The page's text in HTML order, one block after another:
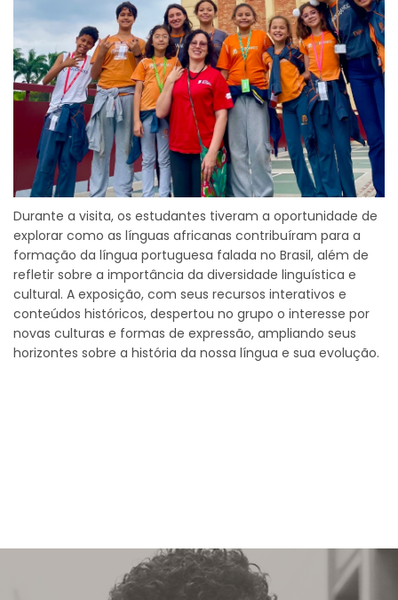
Durante a visita, os estudantes tiveram a oportunidade de
explorar como as línguas africanas contribuíram para a
formação da língua portuguesa falada no Brasil, além de
refletir sobre a importância da diversidade linguística e
cultural. A exposição, com seus recursos interativos e
conteúdos históricos, despertou no grupo o interesse por
novas culturas e formas de expressão, ampliando seus
horizontes sobre a história da nossa língua e sua evolução.